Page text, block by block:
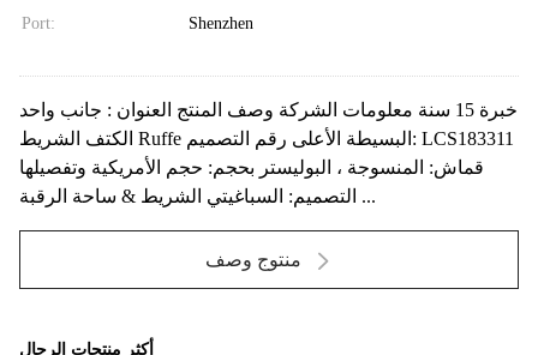
Port: Shenzhen
خبرة 15 سنة معلومات الشركة وصف المنتج العنوان : جانب واحد
الكتف الشريط Ruffe البسيطة الأعلى رقم التصميم: LCS183311
قماش: المنسوجة ، البوليستر بحجم: حجم الأمريكية وتفصيلها
التصميم: السباغيتي الشريط & ساحة الرقبة ...
منتوج وصف
أكثر منتجات الرجال